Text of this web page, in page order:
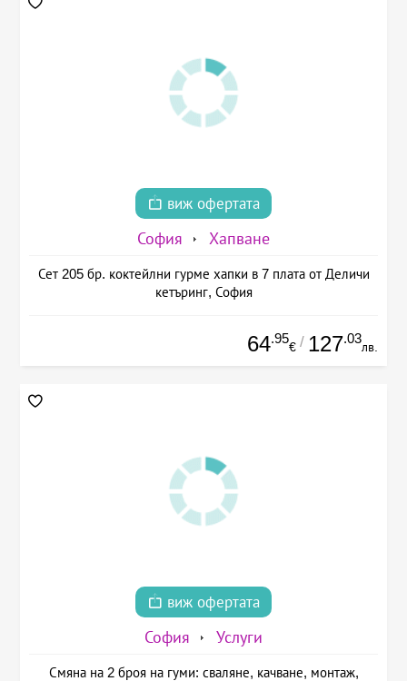
виж офертата
София Хапване
Сет 205 бр. коктейлни гурме хапки в 7 плата от Деличи
кетъринг, София
64.95
€ / 127.03
лв.
виж офертата
София Услуги
Смяна на 2 броя на гуми: сваляне, качване, монтаж,